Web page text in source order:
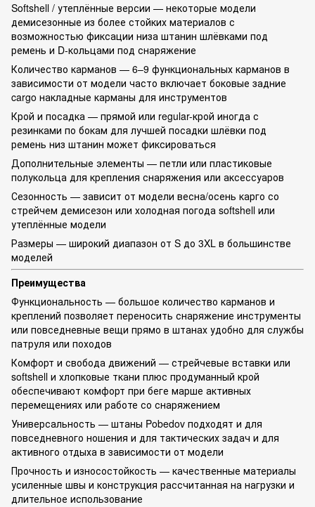
Softshell / утеплённые версии — некоторые модели
демисезонные из более стойких материалов с
возможностью фиксации низа штанин шлёвками под
ремень и D-кольцами под снаряжение
Количество карманов — 6–9 функциональных карманов в
зависимости от модели часто включает боковые задние
cargo накладные карманы для инструментов
Крой и посадка — прямой или regular-крой иногда с
резинками по бокам для лучшей посадки шлёвки под
ремень низ штанин может фиксироваться
Дополнительные элементы — петли или пластиковые
полукольца для крепления снаряжения или аксессуаров
Сезонность — зависит от модели весна/осень карго со
стрейчем демисезон или холодная погода softshell или
утеплённые модели
Размеры — широкий диапазон от S до 3XL в большинстве
моделей
Преимущества
Функциональность — большое количество карманов и
креплений позволяет переносить снаряжение инструменты
или повседневные вещи прямо в штанах удобно для службы
патруля или походов
Комфорт и свобода движений — стрейчевые вставки или
softshell и хлопковые ткани плюс продуманный крой
обеспечивают комфорт при беге марше активных
перемещениях или работе со снаряжением
Универсальность — штаны Pobedov подходят и для
повседневного ношения и для тактических задач и для
активного отдыха в зависимости от модели
Прочность и износостойкость — качественные материалы
усиленные швы и конструкция рассчитанная на нагрузки и
длительное использование